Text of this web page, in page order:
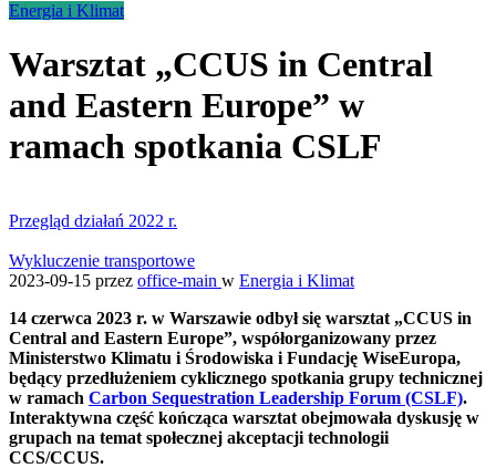
Energia i Klimat
Warsztat „CCUS in Central
and Eastern Europe” w
ramach spotkania CSLF
Przegląd działań 2022 r.
Wykluczenie transportowe
2023-09-15 przez office-main w Energia i Klimat
14 czerwca 2023 r. w Warszawie odbył się warsztat „CCUS in
Central and Eastern Europe”, współorganizowany przez
Ministerstwo Klimatu i Środowiska i Fundację WiseEuropa,
będący przedłużeniem cyklicznego spotkania grupy technicznej
w ramach Carbon Sequestration Leadership Forum (CSLF).
Interaktywna część kończąca warsztat obejmowała dyskusję w
grupach na temat społecznej akceptacji technologii
CCS/CCUS.